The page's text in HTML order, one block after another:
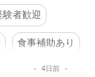
験者歓迎
食事補助あり
ク通勤可4日前